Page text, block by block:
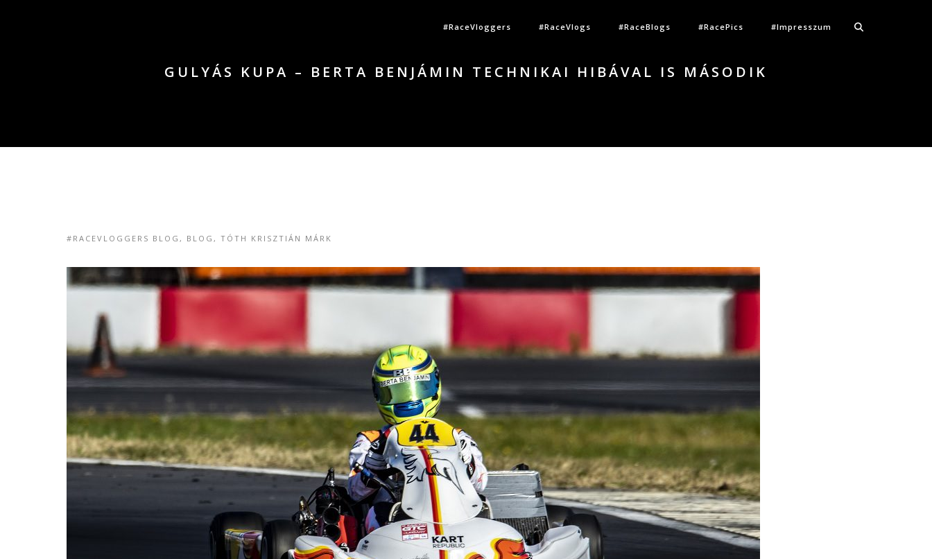
#RaceVloggers #RaceVlogs #RaceBlogs #RacePics #Impresszum
GULYÁS KUPA – BERTA BENJÁMIN TECHNIKAI HIBÁVAL IS MÁSODIK
#RACEVLOGGERS BLOG , BLOG , TÓTH KRISZTIÁN MÁRK